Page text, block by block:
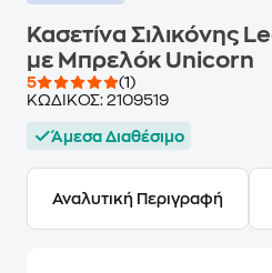
Κασετίνα Σιλικόνης
με Μπρελόκ Unicorn
5
(1)
ΚΩΔΙΚΟΣ: 2109519
Άμεσα Διαθέσιμο
Αναλυτική Περιγραφή